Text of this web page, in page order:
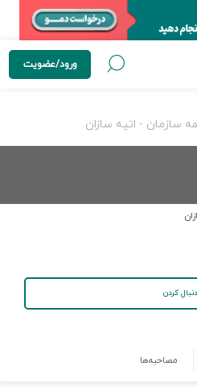
ورود/عضویت
سازمان - اتیه سازان
دنبال کردن
مصاحبه‌ها